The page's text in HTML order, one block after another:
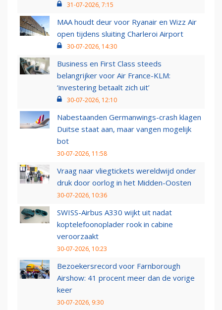
31-07-2026, 7:15
MAA houdt deur voor Ryanair en Wizz Air
open tijdens sluiting Charleroi Airport
30-07-2026, 14:30
Business en First Class steeds
belangrijker voor Air France-KLM:
‘investering betaalt zich uit’
30-07-2026, 12:10
Nabestaanden Germanwings-crash klagen
Duitse staat aan, maar vangen mogelijk
bot
30-07-2026, 11:58
Vraag naar vliegtickets wereldwijd onder
druk door oorlog in het Midden-Oosten
30-07-2026, 10:36
SWISS-Airbus A330 wijkt uit nadat
koptelefoonoplader rook in cabine
veroorzaakt
30-07-2026, 10:23
Bezoekersrecord voor Farnborough
Airshow: 41 procent meer dan de vorige
keer
30-07-2026, 9:30